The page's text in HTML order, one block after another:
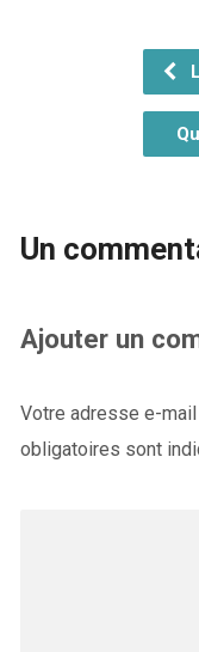
Un
Ajouter un
Votre adresse e-
obligatoires sont